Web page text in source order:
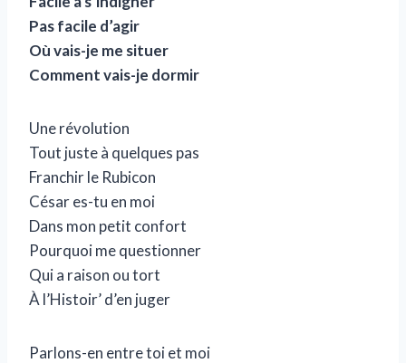
Pas facile d’agir
Où vais-je me situer
Comment vais-je dormir
Une révolution
Tout juste à quelques pas
Franchir le Rubicon
César es-tu en moi
Dans mon petit confort
Pourquoi me questionner
Qui a raison ou tort
À l’Histoir’ d’en juger
Parlons-en entre toi et moi